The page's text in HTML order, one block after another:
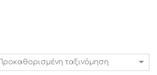
Προκαθορισμένη ταξινόμηση